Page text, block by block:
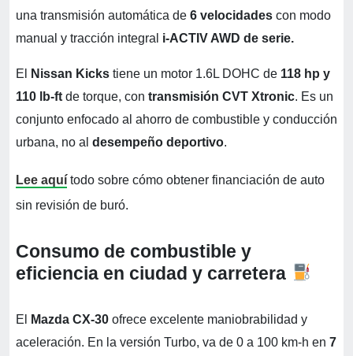
una transmisión automática de 6 velocidades con modo
manual y tracción integral i-ACTIV AWD de serie.
El Nissan Kicks tiene un motor 1.6L DOHC de 118 hp y
110 lb-ft de torque, con transmisión CVT Xtronic. Es un
conjunto enfocado al ahorro de combustible y conducción
urbana, no al desempeño deportivo.
Lee aquí todo sobre cómo obtener financiación de auto
sin revisión de buró.
Consumo de combustible y
eficiencia en ciudad y carretera
El Mazda CX-30 ofrece excelente maniobrabilidad y
aceleración. En la versión Turbo, va de 0 a 100 km-h en 7